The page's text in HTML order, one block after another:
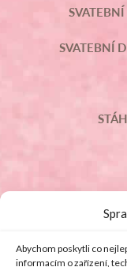
Abychom poskytli co
informacím o zařízení,
SVATEBNÍ